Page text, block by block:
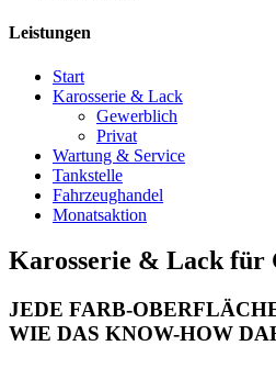
Leistungen
Start
Karosserie & Lack
Gewerblich
Privat
Wartung & Service
Tankstelle
Fahrzeughandel
Monatsaktion
Karosserie & Lack für
JEDE FARB-
WIE DAS KNOW-HOW